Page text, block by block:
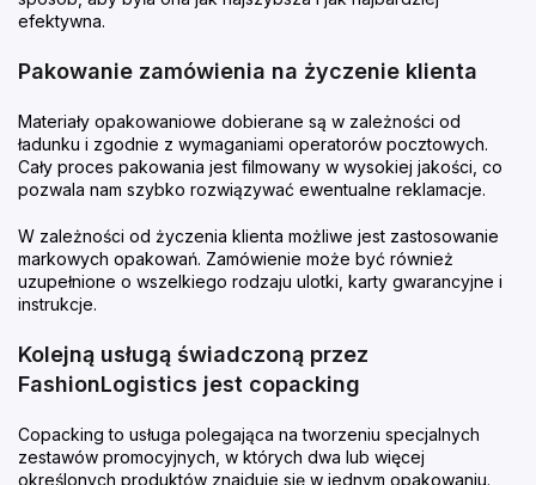
efektywna.
Pakowanie zamówienia na życzenie klienta
Materiały opakowaniowe dobierane są w zależności od
ładunku i zgodnie z wymaganiami operatorów pocztowych.
Cały proces pakowania jest filmowany w wysokiej jakości, co
pozwala nam szybko rozwiązywać ewentualne reklamacje.
W zależności od życzenia klienta możliwe jest zastosowanie
markowych opakowań. Zamówienie może być również
uzupełnione o wszelkiego rodzaju ulotki, karty gwarancyjne i
instrukcje.
Kolejną usługą świadczoną przez
FashionLogistics jest copacking
Copacking to usługa polegająca na tworzeniu specjalnych
zestawów promocyjnych, w których dwa lub więcej
określonych produktów znajduje się w jednym opakowaniu.